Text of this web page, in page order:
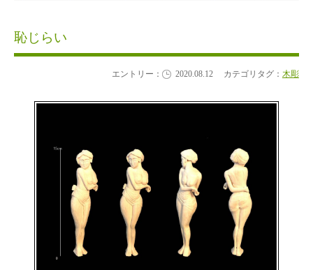
恥じらい
エントリー： 2020.08.12 カテゴリタグ： 木彫